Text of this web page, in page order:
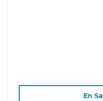
En